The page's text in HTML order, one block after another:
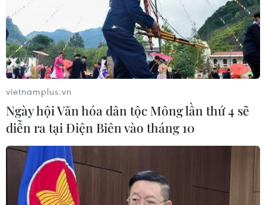
TIN CÙNG CHUYÊN MỤC
ASC 2026: Tiếp lửa đam mê khoa học
cho thế hệ trẻ Việt Nam
04/08/2026 14:08
Nghị quyết của Bộ Chính trị về công
tác người Việt Nam ở nước ngoài
vietnamplus.vn
Ngày hội Văn hóa dân tộc Mông lần thứ 4 sẽ
diễn ra tại Điện Biên vào tháng 10